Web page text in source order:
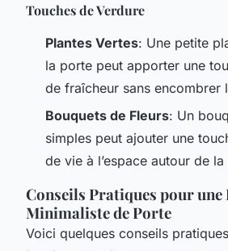
Touches de Verdure
Plantes Vertes: Une petite
la porte peut apporter une
de fraîcheur sans encombrer
Bouquets de Fleurs: Un
simples peut ajouter une
de vie à l’espace autour de
Conseils Pratiques pour une
Minimaliste de Porte
Voici quelques conseils